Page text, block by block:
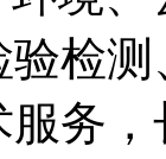
检
务